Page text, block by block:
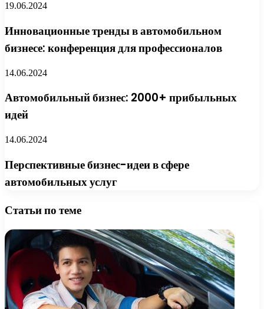
19.06.2024
Инновационные тренды в автомобильном
бизнесе: конференция для профессионалов
14.06.2024
Автомобильный бизнес: 2000+ прибыльных
идей
14.06.2024
Перспективные бизнес-идеи в сфере
автомобильных услуг
Статьи по теме